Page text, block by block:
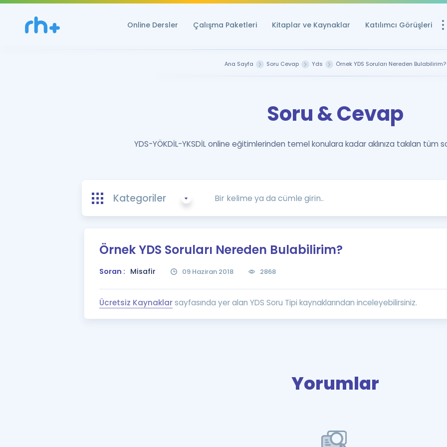
Online Dersler Çalışma Paketleri Kitaplar ve Kaynaklar Katılımcı Görüşleri
Ücretsiz
YDS ve YÖKDİL
YDS ve YÖKDİL
Tüm ÖSYM
İngilizce Gramer
Ana Sayfa Soru Cevap Yds Örnek YDS Soruları Nereden Bulabilirim?
Soru & Cevap
YDS-YÖKDİL-YKSDİL online eğitimlerinden temel konulara kadar aklınıza takılan tüm
Kategoriler
Örnek YDS Soruları Nereden Bulabilirim?
Soran : Misafir 09 Haziran 2018 2868
Ücretsiz Kaynaklarsayfasında yer alan YDS Soru Tipi kaynaklarından inceleyebilirsiniz.
Yorumlar